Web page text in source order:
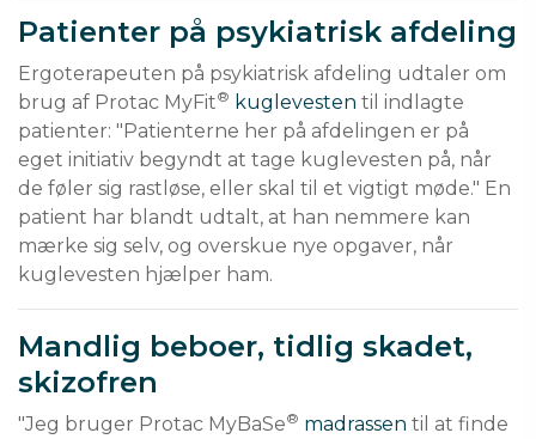
Patienter på psykiatrisk afdeling
Ergoterapeuten på psykiatrisk afdeling udtaler om
brug af Protac MyFit® kuglevesten til indlagte
patienter: "Patienterne her på afdelingen er på
eget initiativ begyndt at tage kuglevesten på, når
de føler sig rastløse, eller skal til et vigtigt møde." En
patient har blandt udtalt, at han nemmere kan
mærke sig selv, og overskue nye opgaver, når
kuglevesten hjælper ham.
Mandlig beboer, tidlig skadet,
skizofren
"Jeg bruger Protac MyBaSe® madrassen til at finde